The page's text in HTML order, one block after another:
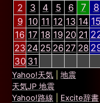
2 3 4 5 6 7 8
9 10 11 12 13 14 15
16 17 18 19 20 21
23 24 25 26 27 28
30 31
Yahoo!天気
地震
天気JP 地震
Yahoo!路線
Excite辞書